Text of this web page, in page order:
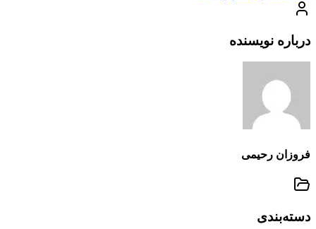
درباره نویسنده
فروزان رحیمی
دسته‌بندی